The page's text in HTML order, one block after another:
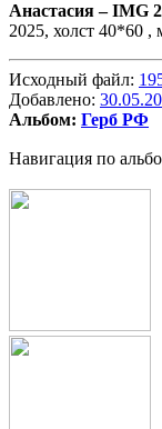
Анастасия –IMG
2025, холст 40*60 ,
Исходный файл:
Добавлено:
Альбом: Герб РФ
Навигация по